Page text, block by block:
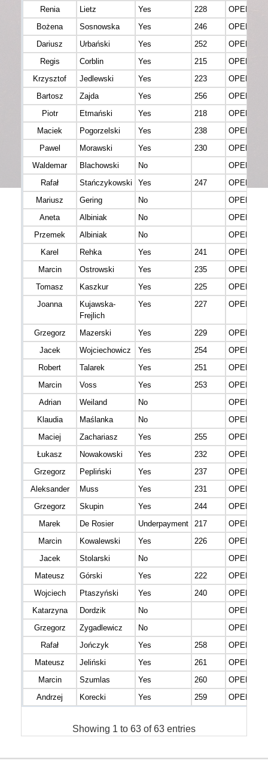
Renia
Lietz Yes 228
OPEN K
Bożena
Sosnowska Yes 246
OPEN K
Dariusz
Urbański Yes 252
OPEN M
Regis
Corblin Yes 215
OPEN M
Krzysztof
Jedlewski Yes 223
OPEN M
Bartosz
Zajda Yes 256
OPEN M
Piotr
Etmański Yes 218
OPEN M
Maciek
Pogorzelski Yes 238
OPEN M
Pawel
Morawski Yes 230
OPEN M
Waldemar
Blachowski No
OPEN M
Rafał
Stańczykowski Yes 247
OPEN M
Mariusz
Gering No
OPEN M
Aneta
Albiniak No
OPEN M
Przemek
Albiniak No
OPEN M
Karel
Rehka Yes 241
OPEN M
Marcin
Ostrowski Yes 235
OPEN M
Tomasz
Kaszkur Yes 225
OPEN M
Joanna
Kujawska-
Frejlich
Yes 227 OPEN K
Grzegorz Mazerski Yes 229
OPEN M
Jacek
Wojciechowicz Yes 254
OPEN M
Robert
Talarek Yes 251
OPEN M
Marcin
Voss Yes 253
OPEN M
Adrian
Weiland No
OPEN M
Klaudia
Maślanka No
OPEN K
Maciej
Zachariasz Yes 255
OPEN M
Łukasz
Nowakowski Yes 232
OPEN M
Grzegorz
Pepliński Yes 237
OPEN M
Aleksander
Muss Yes 231
OPEN M
Grzegorz
Skupin Yes 244
OPEN M
Marek
De Rosier Underpayment 217
OPEN M
Marcin
Kowalewski Yes 226
OPEN M
Jacek
Stolarski No
OPEN M
Mateusz
Górski Yes 222
OPEN M
Wojciech
Ptaszyński Yes 240
OPEN M
Katarzyna
Dordzik No
OPEN K
Grzegorz
Zygadlewicz No
OPEN M
Rafał
Jończyk Yes 258
OPEN M
Mateusz
Jeliński Yes 261
OPEN M
Marcin
Szumlas Yes 260
OPEN M
Andrzej
Korecki Yes 259 OPEN M
Showing 1 to 63 of 63 entries